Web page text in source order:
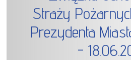
Straży
Prezydenta
-